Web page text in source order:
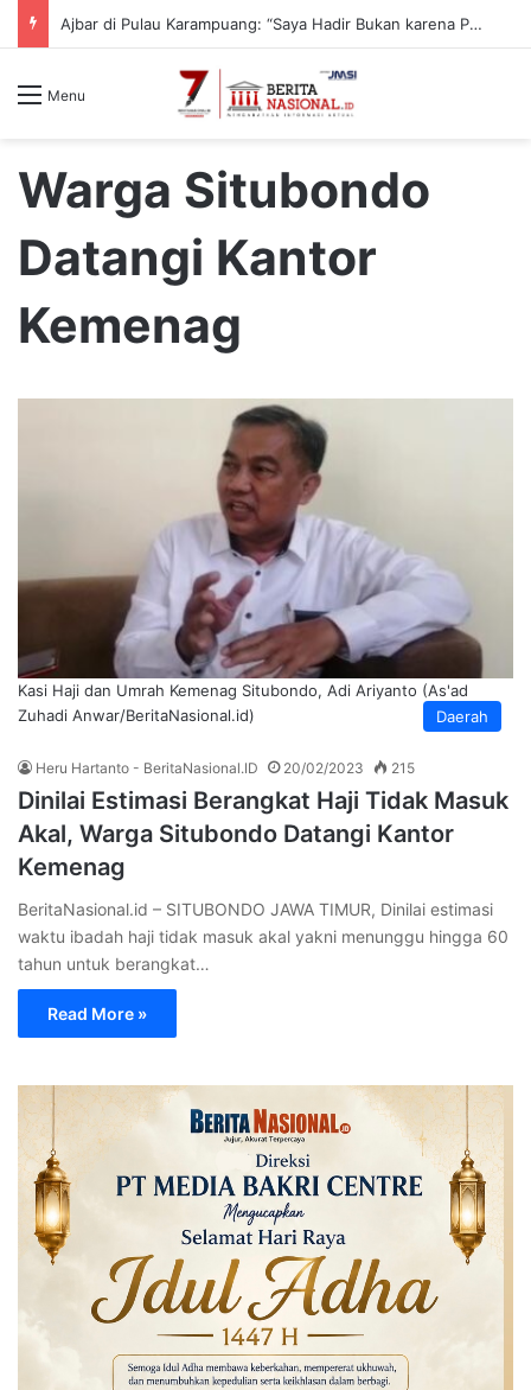
Ajbar di Pulau Karampuang: “Saya Hadir Bukan karena Pemilu, tapi karena Tanggung Jawab Moral”
Menu
Warga Situbondo
Datangi Kantor
Kemenag
Daerah
Kasi Haji dan Umrah Kemenag Situbondo, Adi Ariyanto (As'ad
Zuhadi Anwar/BeritaNasional.id)
Heru Hartanto - BeritaNasional.ID 20/02/2023 215
Dinilai Estimasi Berangkat Haji Tidak Masuk
Akal, Warga Situbondo Datangi Kantor
Kemenag
BeritaNasional.id – SITUBONDO JAWA TIMUR, Dinilai estimasi
waktu ibadah haji tidak masuk akal yakni menunggu hingga 60
tahun untuk berangkat…
Read More »